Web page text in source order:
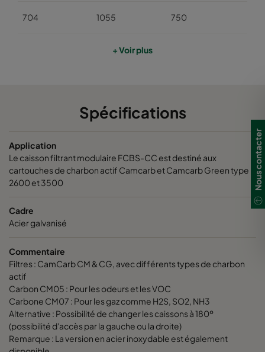
704 1055 750
1360
1975 750
1013
1013 1360 750
1013
1318
1318 1360 750
1318 1670 750
+ Voir plus
Spécifications
Application
Le caisson filtrant modulaire FCBS-CC est destiné aux
cartouches de charbon actif Camcarb et Camcarb Green type
2600 et 3500
Cadre
Acier galvanisé
Commentaire
Filtres : CamCarb CM & CG, avec différents types de charbon
actif
Carbon CM05 : Pour les odeurs et les VOC
Carbone CM07 : Pour les gaz comme H2S, SO2, NH3
Alternative : Possibilité de changer les caissons à 180º
(possibilité d'accès par la gauche ou la droite)
Remarque : La version en acier inoxydable est également
Nous contacter